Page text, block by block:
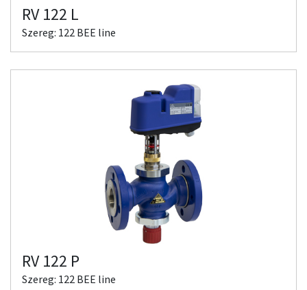
RV 122 L
Szereg: 122 BEE line
RV 122 P
Szereg: 122 BEE line